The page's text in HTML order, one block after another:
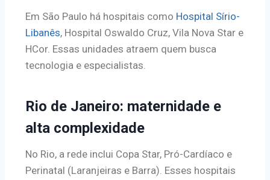
Em São Paulo há hospitais como Hospital Sírio-
Libanês, Hospital Oswaldo Cruz, Vila Nova Star e
HCor. Essas unidades atraem quem busca
tecnologia e especialistas.
Rio de Janeiro: maternidade e
alta complexidade
No Rio, a rede inclui Copa Star, Pró-Cardíaco e
Perinatal (Laranjeiras e Barra). Esses hospitais